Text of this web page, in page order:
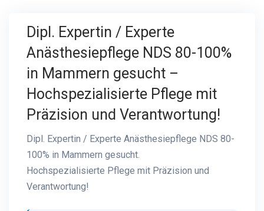
Dipl. Expertin / Experte
Anästhesiepflege NDS 80-100%
in Mammern gesucht –
Hochspezialisierte Pflege mit
Präzision und Verantwortung!
Dipl. Expertin / Experte Anästhesiepflege NDS 80-
100% in Mammern gesucht.
Hochspezialisierte Pflege mit Präzision und
Verantwortung!